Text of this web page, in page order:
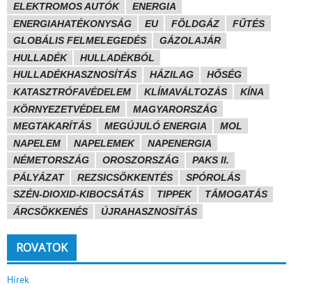
ELEKTROMOS AUTÓK
ENERGIA
ENERGIAHATÉKONYSÁG
EU FÖLDGÁZ
FŰTÉS
GLOBÁLIS FELMELEGEDÉS
GÁZOLAJÁR
HULLADÉK
HULLADÉKBÓL
HULLADÉKHASZNOSÍTÁS
HÁZILAG
HŐSÉG
KATASZTRÓFAVÉDELEM
KLÍMAVÁLTOZÁS
KÍNA
KÖRNYEZETVÉDELEM
MAGYARORSZÁG
MEGTAKARÍTÁS
MEGÚJULÓ ENERGIA
MOL
NAPELEM
NAPELEMEK
NAPENERGIA
NÉMETORSZÁG
OROSZORSZÁG
PAKS II.
PÁLYÁZAT
REZSICSÖKKENTÉS
SPÓROLÁS
SZÉN-DIOXID-KIBOCSÁTÁS
TIPPEK
TÁMOGATÁS
ÁRCSÖKKENÉS
ÚJRAHASZNOSÍTÁS
ROVATOK
Hírek